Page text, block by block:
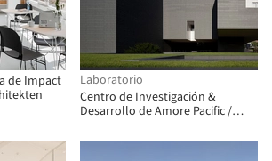
de Impact
Laboratorio
Centro de Investigación &
Desarrollo de Amore Pacific /
Castanheira + Kim Jongkyu